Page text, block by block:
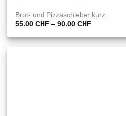
Brot- und Pizzaschieber kurz
55.00CHF –90.00CHF
bis
90.00 CHF